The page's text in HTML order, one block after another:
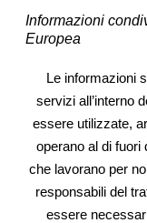
Informazioni
Europea
Le informazioni
servizi all’interno
essere utilizzate,
operano al di fuori
che lavorano per
responsabili del
essere